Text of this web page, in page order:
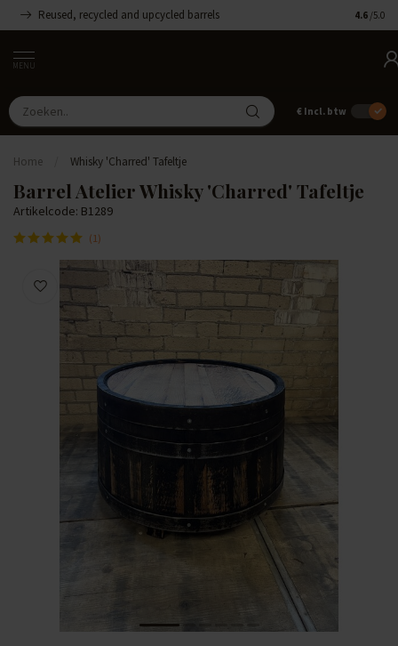
Reused, recycled and upcycled barrels 4.6 /5.0
MENU
€ Incl. btw
Home Whisky 'Charred' Tafeltje
Barrel Atelier Whisky 'Charred' Tafeltje
Artikelcode: B1289
(1)